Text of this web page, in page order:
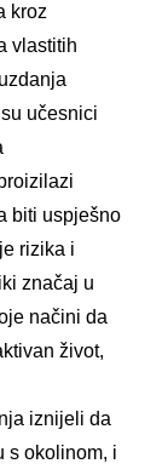
kroz
vlastitih
učesnici
biti uspješno
rizika i
značaj u
načini da
život,
iznijeli da
s okolinom, i